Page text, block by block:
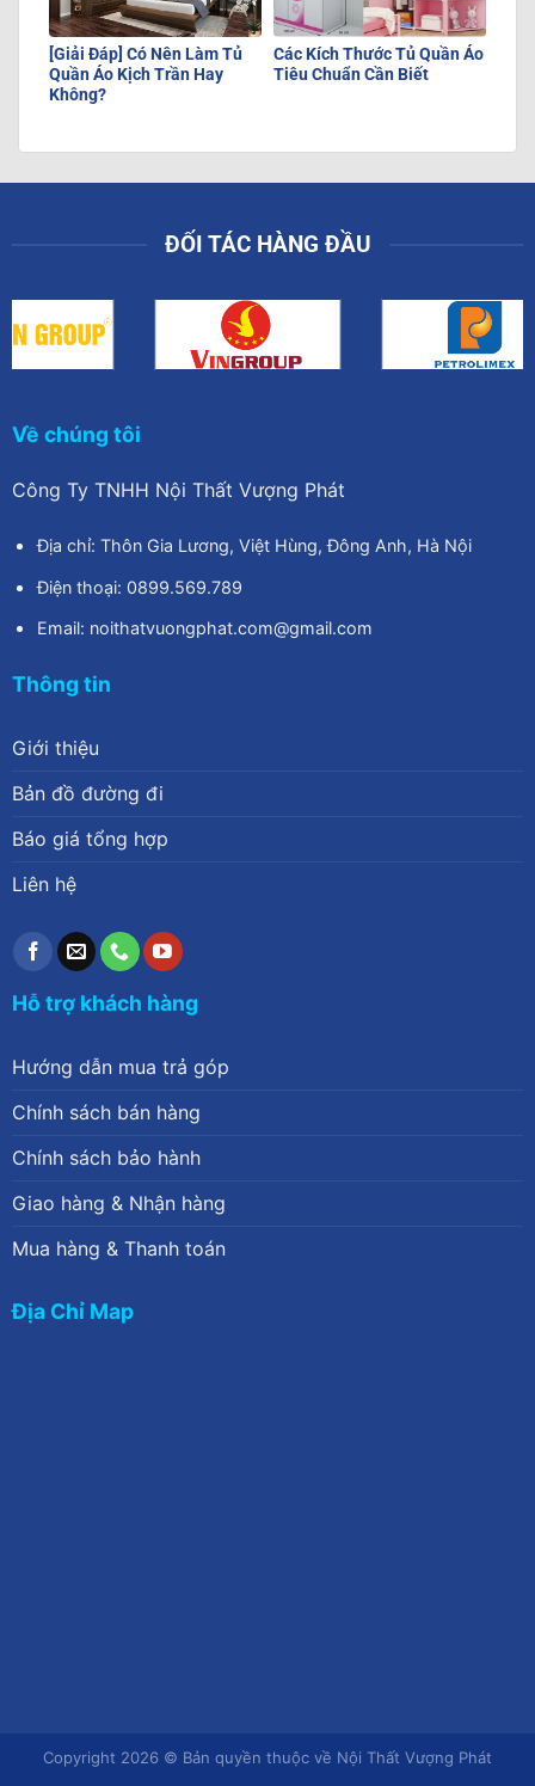
[Giải Đáp] Có Nên Làm Tủ
Quần Áo Kịch Trần Hay
Không?
Các Kích Thước Tủ Quần Áo
Tiêu Chuẩn Cần Biết
ĐỐI TÁC HÀNG ĐẦU
Về chúng tôi
Công Ty TNHH Nội Thất Vượng Phát
Địa chỉ: Thôn Gia Lương, Việt Hùng, Đông Anh, Hà Nội
Điện thoại: 0899.569.789
Email: noithatvuongphat.com@gmail.com
Thông tin
Giới thiệu
Bản đồ đường đi
Báo giá tổng hợp
Liên hệ
Hỗ trợ khách hàng
Hướng dẫn mua trả góp
Chính sách bán hàng
Chính sách bảo hành
Giao hàng & Nhận hàng
Mua hàng & Thanh toán
Địa Chỉ Map
Copyright 2026 © Bản quyền thuộc về Nội Thất Vượng Phát